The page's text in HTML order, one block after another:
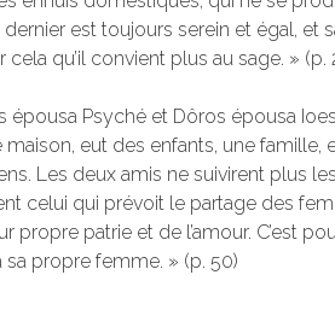
dernier est toujours serein et égal, et
cela qu’il convient plus au sage. » (p.
épousa Psyché et Dôros épousa
maison, eut des enfants, une famille,
Les deux amis ne suivirent plus
celui qui prévoit le partage des
propre patrie et de l’amour. C’est
sa propre femme. » (p. 50)